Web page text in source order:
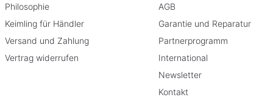
Philosophie
Keimling für Händler
Versand und Zahlung
Vertrag widerrufen
AGB
Garantie und Reparatur
Partnerprogramm
International
Newsletter
Kontakt